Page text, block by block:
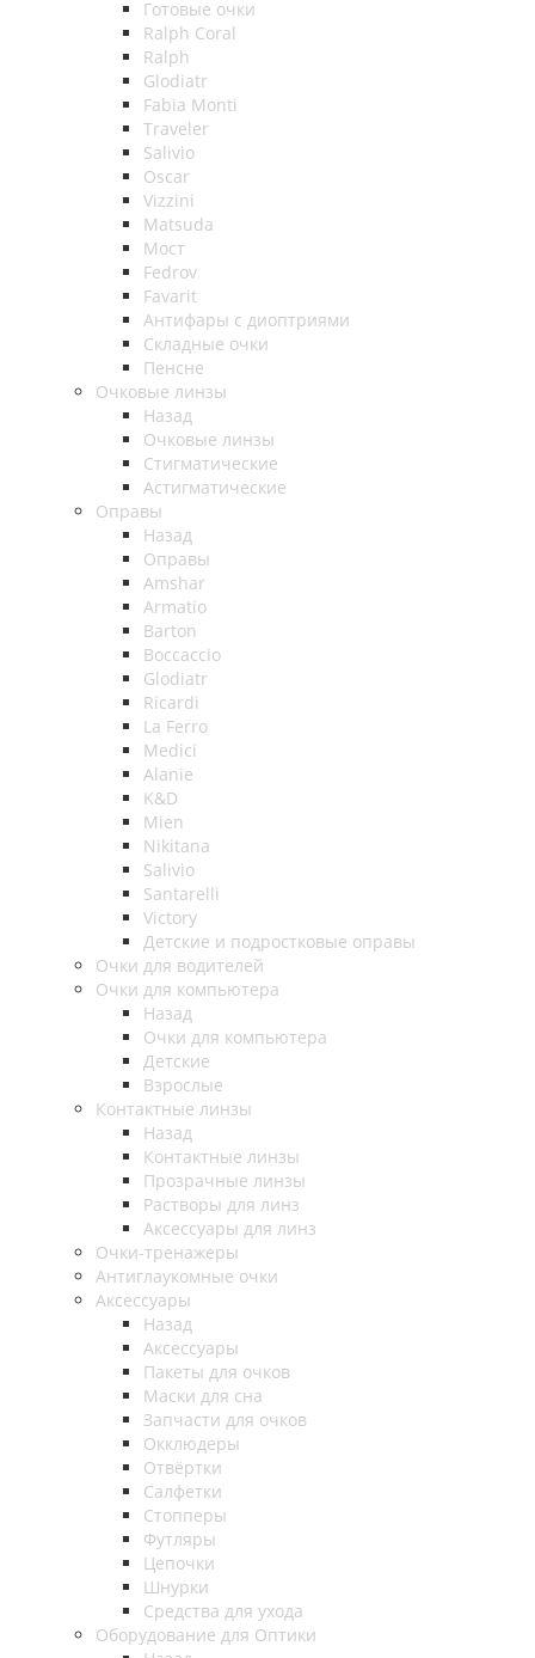
Готовые очки
Ralph Coral
Ralph
Glodiatr
Fabia Monti
Traveler
Salivio
Oscar
Vizzini
Matsuda
Мост
Fedrov
Favarit
Антифары с диоптриями
Складные очки
Пенсне
Очковые линзы
Назад
Очковые линзы
Стигматические
Астигматические
Оправы
Назад
Оправы
Amshar
Armatio
Barton
Boccaccio
Glodiatr
Ricardi
La Ferro
Medici
Alanie
K&D
Mien
Nikitana
Salivio
Santarelli
Victory
Детские и подростковые оправы
Очки для водителей
Очки для компьютера
Назад
Очки для компьютера
Детские
Взрослые
Контактные линзы
Назад
Контактные линзы
Прозрачные линзы
Растворы для линз
Аксессуары для линз
Очки-тренажеры
Антиглаукомные очки
Аксессуары
Назад
Аксессуары
Пакеты для очков
Маски для сна
Запчасти для очков
Окклюдеры
Отвёртки
Салфетки
Стопперы
Футляры
Цепочки
Шнурки
Средства для ухода
Оборудование для Оптики